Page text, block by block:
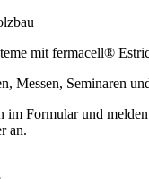
mit fermacell®
Messen, Seminaren
im Formular und
an.